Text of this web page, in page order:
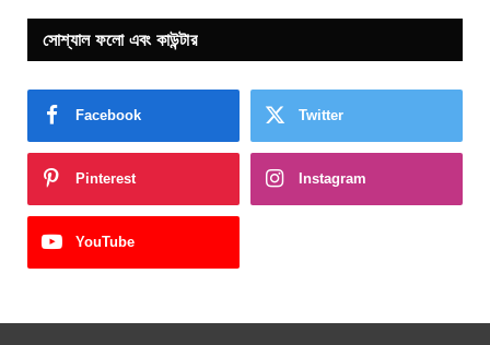
সোশ্যাল ফলো এবং কাউন্টার
Facebook Twitter
Pinterest Instagram
YouTube